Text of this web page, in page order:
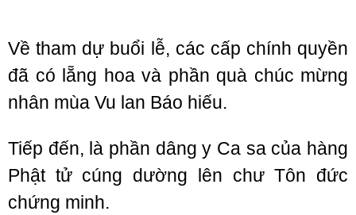
Về tham dự buổi lễ, các cấp chính quyền
đã có lẵng hoa và phần quà chúc mừng
nhân mùa Vu lan Báo hiếu.
Tiếp đến, là phần dâng y Ca sa của hàng
Phật tử cúng dường lên chư Tôn đức
chứng minh.